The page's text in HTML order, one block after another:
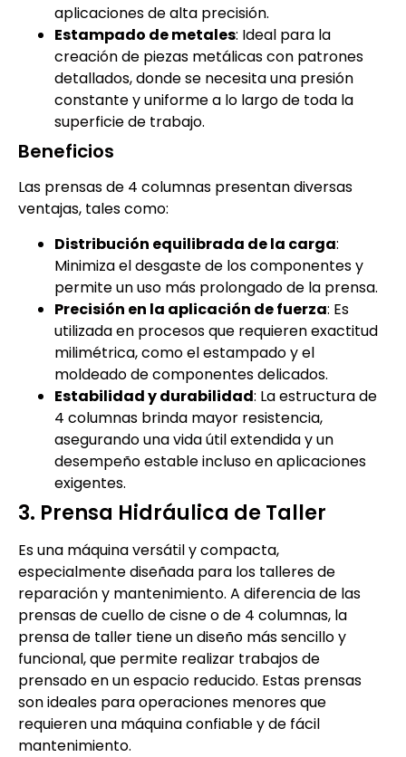
aplicaciones de alta precisión.
Estampado de metales: Ideal para la
creación de piezas metálicas con patrones
detallados, donde se necesita una presión
constante y uniforme a lo largo de toda la
superficie de trabajo.
Beneficios
Las prensas de 4 columnas presentan diversas
ventajas, tales como:
Distribución equilibrada de la carga:
Minimiza el desgaste de los componentes y
permite un uso más prolongado de la prensa.
Precisión en la aplicación de fuerza: Es
utilizada en procesos que requieren exactitud
milimétrica, como el estampado y el
moldeado de componentes delicados.
Estabilidad y durabilidad: La estructura de
4 columnas brinda mayor resistencia,
asegurando una vida útil extendida y un
desempeño estable incluso en aplicaciones
exigentes.
3. Prensa Hidráulica de Taller
Es una máquina versátil y compacta,
especialmente diseñada para los talleres de
reparación y mantenimiento. A diferencia de las
prensas de cuello de cisne o de 4 columnas, la
prensa de taller tiene un diseño más sencillo y
funcional, que permite realizar trabajos de
prensado en un espacio reducido. Estas prensas
son ideales para operaciones menores que
requieren una máquina confiable y de fácil
mantenimiento.